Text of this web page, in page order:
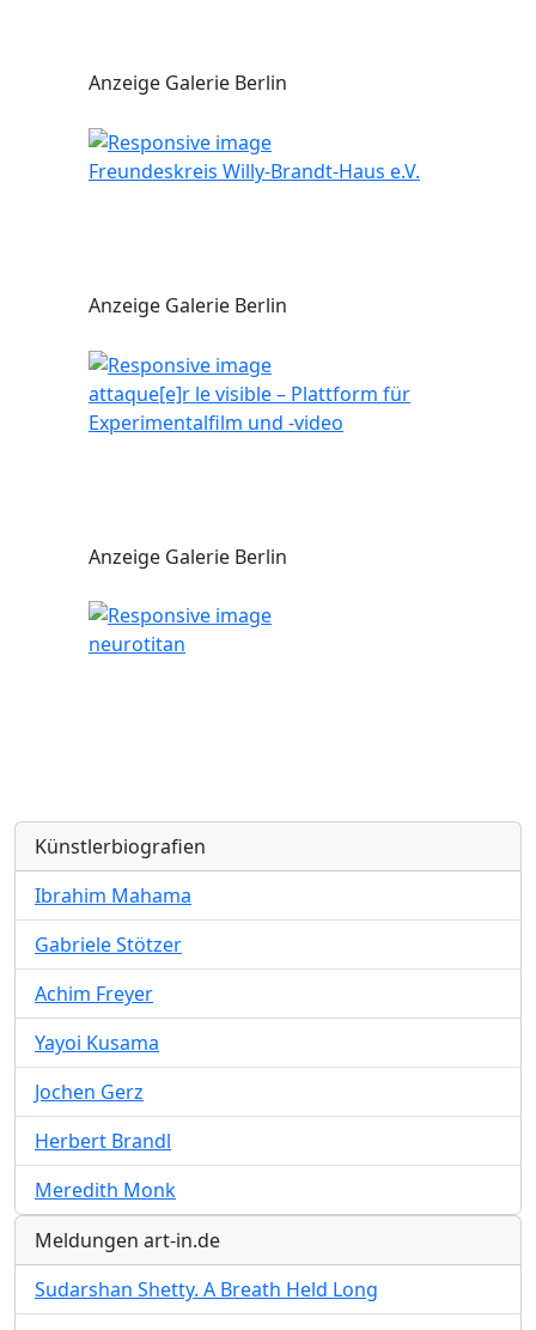
Anzeige Galerie Berlin
Freundeskreis Willy-Brandt-Haus e.V.
Anzeige Galerie Berlin
attaque[e]r le visible – Plattform für
Experimentalfilm und -video
Anzeige Galerie Berlin
neurotitan
Künstlerbiografien
Ibrahim Mahama
Gabriele Stötzer
Achim Freyer
Yayoi Kusama
Jochen Gerz
Herbert Brandl
Meredith Monk
Meldungen art-in.de
Sudarshan Shetty. A Breath Held Long